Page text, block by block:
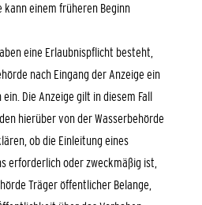
kann einem früheren Beginn
eine Erlaubnispflicht besteht,
nach Eingang der Anzeige ein
Die Anzeige gilt in diesem Fall
hierüber von der Wasserbehörde
ob die Einleitung eines
erforderlich oder zweckmäßig ist,
Träger öffentlicher Belange,